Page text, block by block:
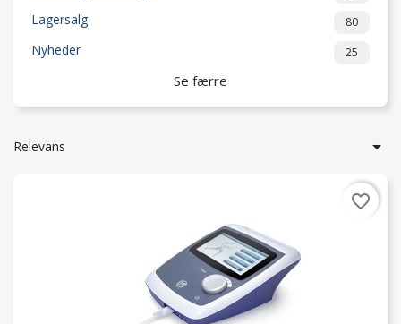
Lagersalg 80
Nyheder 25
Se færre
Relevans 
favorite_border